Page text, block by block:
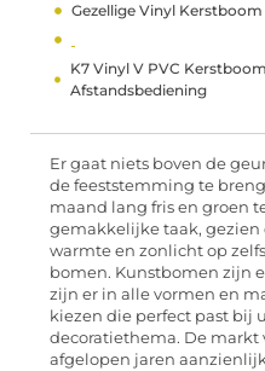
Gezellige Vinyl
K7 Vinyl V PVC
Afstandsbediening
Er gaat niets boven de
de feeststemming te
maand lang fris en groen
gemakkelijke taak,
warmte en zonlicht op
bomen. Kunstbomen zijn
zijn er in alle vormen en
kiezen die perfect past bij
decoratiethema. De markt
afgelopen jaren